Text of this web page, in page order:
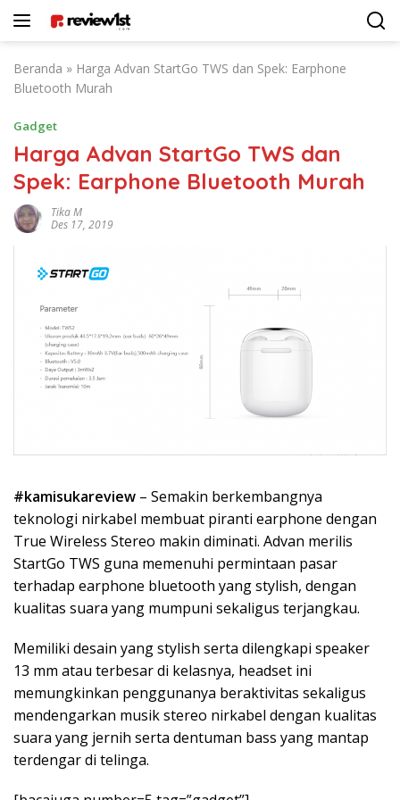
Beranda » Harga Advan StartGo TWS dan Spek: Earphone
Bluetooth Murah
Gadget
Harga Advan StartGo TWS dan
Spek: Earphone Bluetooth Murah
Tika M
Des 17, 2019
#kamisukareview – Semakin berkembangnya
teknologi nirkabel membuat piranti earphone dengan
True Wireless Stereo makin diminati. Advan merilis
StartGo TWS guna memenuhi permintaan pasar
terhadap earphone bluetooth yang stylish, dengan
kualitas suara yang mumpuni sekaligus terjangkau.
Memiliki desain yang stylish serta dilengkapi speaker
13 mm atau terbesar di kelasnya, headset ini
memungkinkan penggunanya beraktivitas sekaligus
mendengarkan musik stereo nirkabel dengan kualitas
suara yang jernih serta dentuman bass yang mantap
terdengar di telinga.